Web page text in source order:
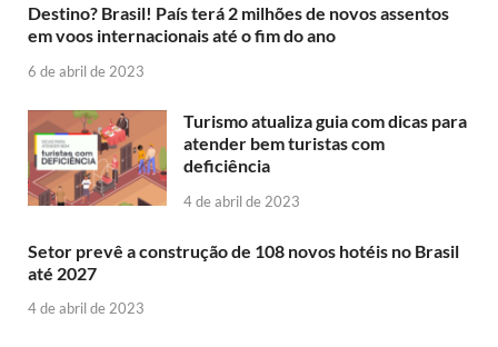
Destino? Brasil! País terá 2 milhões de novos assentos
em voos internacionais até o fim do ano
6 de abril de 2023
Turismo atualiza guia com dicas para
atender bem turistas com
deficiência
4 de abril de 2023
Setor prevê a construção de 108 novos hotéis no Brasil
até 2027
4 de abril de 2023